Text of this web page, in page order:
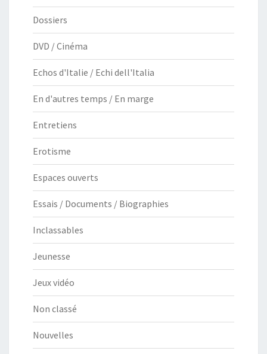
Dossiers
DVD / Cinéma
Echos d'Italie / Echi dell'Italia
En d'autres temps / En marge
Entretiens
Erotisme
Espaces ouverts
Essais / Documents / Biographies
Inclassables
Jeunesse
Jeux vidéo
Non classé
Nouvelles